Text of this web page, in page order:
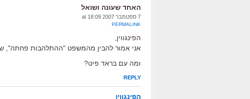
האחד שעונה ושואל
7 ספטמבר 2007 at 18:09
PERMALINK
הפינגווין,
אני אמור להבין מהמשפט "ההתלהבות פחתה",
ומה עם בראד פיט?
REPLY
הפינגווין